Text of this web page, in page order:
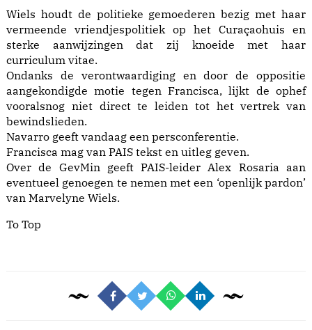
Wiels houdt de politieke gemoederen bezig met haar
vermeende vriendjespolitiek op het Curaçaohuis en
sterke aanwijzingen dat zij knoeide met haar
curriculum vitae.
Ondanks de verontwaardiging en door de oppositie
aangekondigde motie tegen Francisca, lijkt de ophef
vooralsnog niet direct te leiden tot het vertrek van
bewindslieden.
Navarro geeft vandaag een persconferentie.
Francisca mag van PAIS tekst en uitleg geven.
Over de GevMin geeft PAIS-leider Alex Rosaria aan
eventueel genoegen te nemen met een ‘openlijk pardon’
van Marvelyne Wiels.
To Top